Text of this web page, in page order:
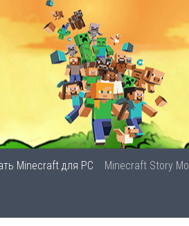
Minecraft для PC Minecraft Story